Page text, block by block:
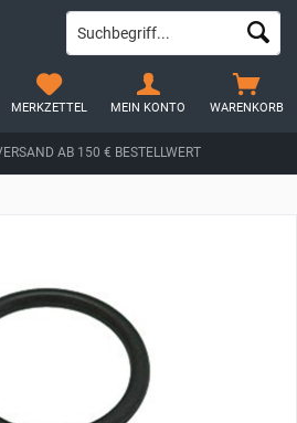
AB 150 € BESTELLWERT
WARENKORB
MERKZETTEL MEIN KONTO